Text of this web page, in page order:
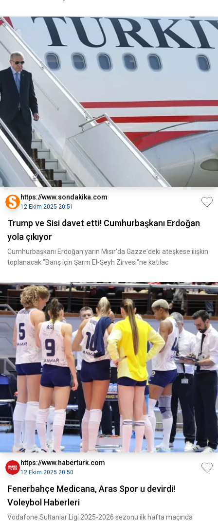
https://www.sondakika.com
12 Ekim 2025 20:51
Trump ve Sisi davet etti! Cumhurbaşkanı Erdoğan
yola çıkıyor
Cumhurbaşkanı Erdoğan yarın Mısır'da Gazze'deki ateşkese ilişkin
toplanacak "Barış için Şarm El-Şeyh Zirvesi"ne katılac
https://www.haberturk.com
12 Ekim 2025 20:50
Fenerbahçe Medicana, Aras Spor u devirdi!
Voleybol Haberleri
Vodafone Sultanlar Ligi 2025-2026 sezonu ilk hafta maçında